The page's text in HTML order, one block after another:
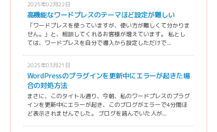
2025年02月22日
高機能なワードプレスのテーマほど設定が難しい
「ワードプレスを使っていますが、使い方が難しくて分かりま
せん。」と、相談してくれるお客様が増えています。 私とし
ては、ワードプレスを自分で導入から設定しただけで...
2025年03月21日
WordPressのプラグインを更新中にエラーが起きた場
合の対処方法
まさに、このタイトル通り、今朝、私のワードプレスのプラグ
インを更新中にエラーが起き、このブログがエラーで4分間ほ
ど表示されませんでした。 ブログを読んでいた人が...